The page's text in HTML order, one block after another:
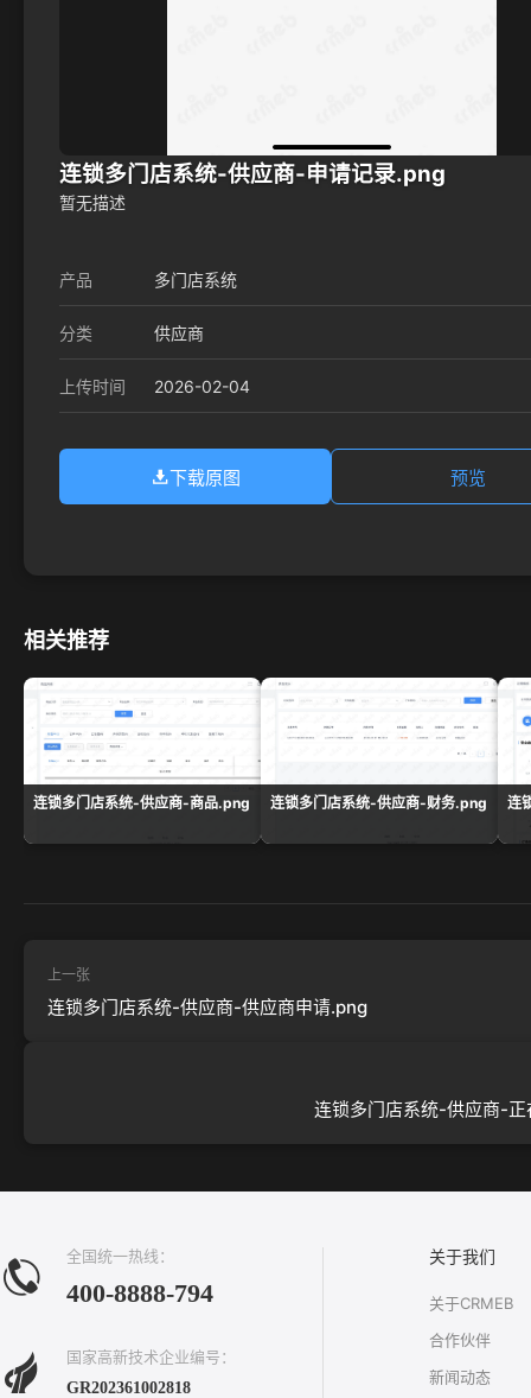
连锁多门店系统-供应商-申请记录.png
暂无描述
产品 多门店系统
分类 供应商
上传时间 2026-02-04
下载原图 预览
相关推荐
连锁多门店系统-供应商-商品.png 连锁多门店系统-供应商-财务.png 连
上一张
连锁多门店系统-供应商-供应商申请.png
连锁多门店系统-供应商-
全国统一热线：
400-8888-794
国家高新技术企业编号：
GR202361002818
关于我们
关于CRMEB
合作伙伴
新闻动态